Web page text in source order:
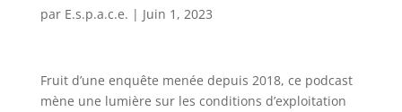
par E.s.p.a.c.e. | Juin 1, 2023
Fruit d’une enquête menée depuis 2018, ce podcast
mène une lumière sur les conditions d’exploitation